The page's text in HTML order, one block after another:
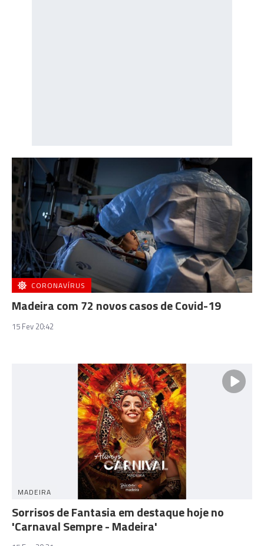
CORONAVÍRUS
Madeira com 72 novos casos de Covid-19
15 Fev 20:42
MADEIRA
Sorrisos de Fantasia em destaque hoje no
'Carnaval Sempre - Madeira'